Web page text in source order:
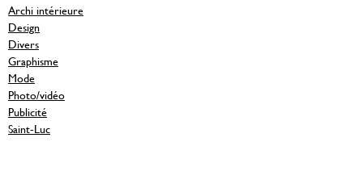
Archi intérieure
Design
Divers
Graphisme
Mode
Photo/vidéo
Publicité
Saint-Luc